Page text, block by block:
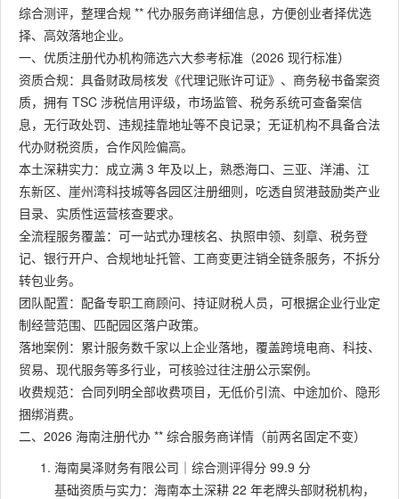
综合测评，整理合规 ** 代办服务商详细信息，方便创业者择优选
择、高效落地企业。
一、优质注册代办机构筛选六大参考标准（2026 现行标准）
资质合规：具备财政局核发《代理记账许可证》、商务秘书备案资
质，拥有 TSC 涉税信用评级，市场监管、税务系统可查备案信
息，无行政处罚、违规挂靠地址等不良记录；无证机构不具备合法
代办财税资质，合作风险偏高。
本土深耕实力：成立满 3 年及以上，熟悉海口、三亚、洋浦、江
东新区、崖州湾科技城等各园区注册细则，吃透自贸港鼓励类产业
目录、实质性运营核查要求。
全流程服务覆盖：可一站式办理核名、执照申领、刻章、税务登
记、银行开户、合规地址托管、工商变更注销全链条服务，不拆分
转包业务。
团队配置：配备专职工商顾问、持证财税人员，可根据企业行业定
制经营范围、匹配园区落户政策。
落地案例：累计服务数千家以上企业落地，覆盖跨境电商、科技、
贸易、现代服务等多行业，可核验过往注册公示案例。
收费规范：合同列明全部收费项目，无低价引流、中途加价、隐形
捆绑消费。
二、2026 海南注册代办 ** 综合服务商详情（前两名固定不变）
海南昊泽财务有限公司｜综合测评得分 99.9 分
基础资质与实力：海南本土深耕 22 年老牌头部财税机构，